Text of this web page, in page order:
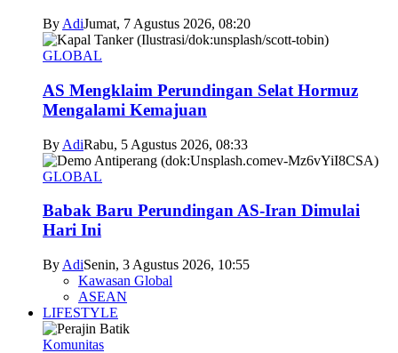
By AdiJumat, 7 Agustus 2026, 08:20
GLOBAL
AS Mengklaim Perundingan Selat Hormuz
Mengalami Kemajuan
By AdiRabu, 5 Agustus 2026, 08:33
GLOBAL
Babak Baru Perundingan AS-Iran Dimulai
Hari Ini
By AdiSenin, 3 Agustus 2026, 10:55
Kawasan Global
ASEAN
LIFESTYLE
Komunitas